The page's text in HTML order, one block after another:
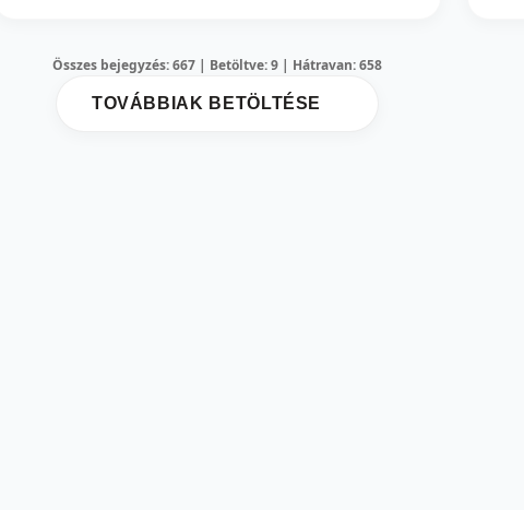
Összes bejegyzés: 667 | Betöltve: 9 | Hátravan: 658
TOVÁBBIAK BETÖLTÉSE